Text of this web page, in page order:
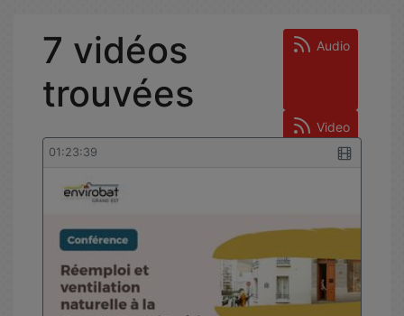
7 vidéos
trouvées
Audio
Video
01:23:39
java
Other